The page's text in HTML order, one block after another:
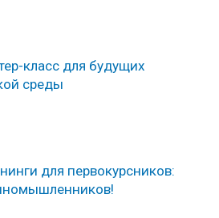
класс для будущих
среды
для первокурсников: